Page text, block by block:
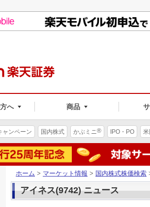
へ 商品
ャンペーン 国内株式 かぶミニ® IPO・PO
ホーム > マーケット情報 > 国内株式株価検索
アイネス(9742) ニュース